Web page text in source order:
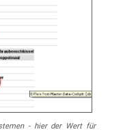
- hier der Wert für